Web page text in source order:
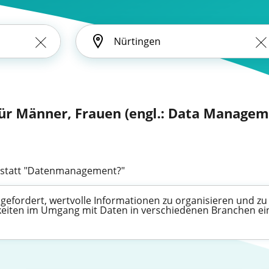
Männer, Frauen (engl.: Data
"Datenmanagement?"
wertvolle Informationen zu organisieren und
im Umgang mit Daten in verschiedenen Branchen